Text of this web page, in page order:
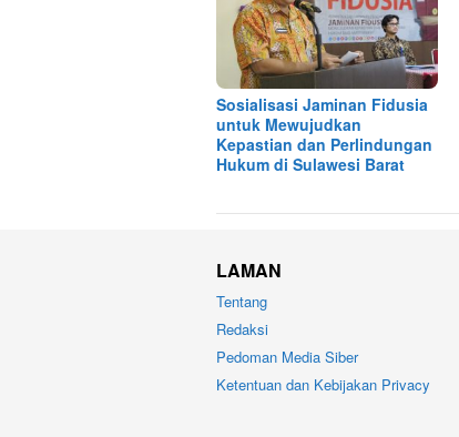
Sosialisasi Jaminan Fidusia
untuk Mewujudkan
Kepastian dan Perlindungan
Hukum di Sulawesi Barat
LAMAN
Tentang
Redaksi
Pedoman Media Siber
Ketentuan dan Kebijakan Privacy